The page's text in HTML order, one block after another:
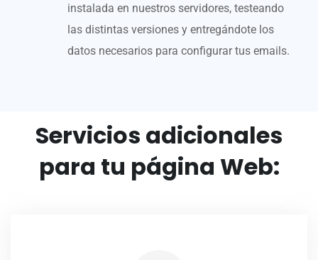
instalada en nuestros servidores, testeando
las distintas versiones y entregándote los
datos necesarios para configurar tus emails.
Servicios adicionales
para tu página Web: